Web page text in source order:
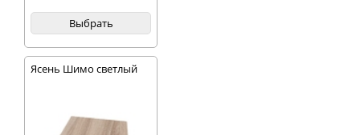
Выбрать
Ясень Шимо светлый